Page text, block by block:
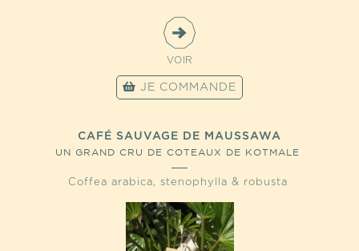
VOIR
JE COMMANDE
CAFÉ SAUVAGE DE MAUSSAWA
UN GRAND CRU DE COTEAUX DE KOTMALE
Coffea arabica, stenophylla & robusta